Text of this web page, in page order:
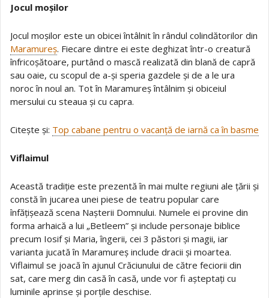
Jocul moșilor
Jocul moșilor este un obicei întâlnit în rândul colindătorilor din
Maramureș. Fiecare dintre ei este deghizat într-o creatură
înfricoșătoare, purtând o mască realizată din blană de capră
sau oaie, cu scopul de a-și speria gazdele și de a le ura
noroc în noul an. Tot în Maramureș întâlnim și obiceiul
mersului cu steaua și cu capra.
Citește și: Top cabane pentru o vacanță de iarnă ca în basme
Viflaimul
Această tradiție este prezentă în mai multe regiuni ale țării și
constă în jucarea unei piese de teatru popular care
înfățișează scena Nașterii Domnului. Numele ei provine din
forma arhaică a lui „Betleem” și include personaje biblice
precum Iosif și Maria, îngerii, cei 3 păstori și magii, iar
varianta jucată în Maramureș include dracii și moartea.
Viflaimul se joacă în ajunul Crăciunului de către feciorii din
sat, care merg din casă în casă, unde vor fi așteptați cu
luminile aprinse și porțile deschise.